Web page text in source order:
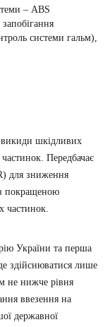
– ABS
системи гальм),
шкідливих
Передбачає
для зниження
з покращеною
частинок.
України та перша
здійснюватися лише
не нижче рівня
ввезення на
державної